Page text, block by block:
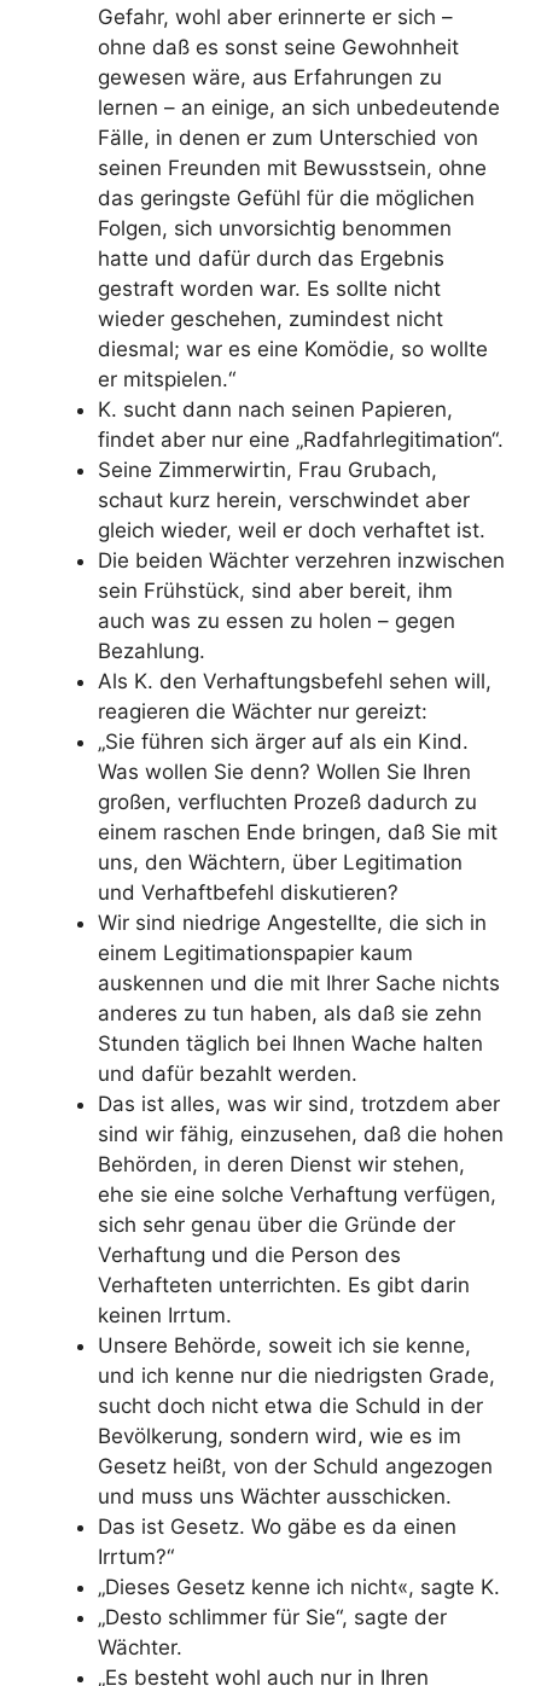
Gefahr, wohl aber erinnerte er sich –
ohne daß es sonst seine Gewohnheit
gewesen wäre, aus Erfahrungen zu
lernen – an einige, an sich unbedeutende
Fälle, in denen er zum Unterschied von
seinen Freunden mit Bewusstsein, ohne
das geringste Gefühl für die möglichen
Folgen, sich unvorsichtig benommen
hatte und dafür durch das Ergebnis
gestraft worden war. Es sollte nicht
wieder geschehen, zumindest nicht
diesmal; war es eine Komödie, so wollte
er mitspielen.“
K. sucht dann nach seinen Papieren,
findet aber nur eine „Radfahrlegitimation“.
Seine Zimmerwirtin, Frau Grubach,
schaut kurz herein, verschwindet aber
gleich wieder, weil er doch verhaftet ist.
Die beiden Wächter verzehren inzwischen
sein Frühstück, sind aber bereit, ihm
auch was zu essen zu holen – gegen
Bezahlung.
Als K. den Verhaftungsbefehl sehen will,
reagieren die Wächter nur gereizt:
„Sie führen sich ärger auf als ein Kind.
Was wollen Sie denn? Wollen Sie Ihren
großen, verfluchten Prozeß dadurch zu
einem raschen Ende bringen, daß Sie mit
uns, den Wächtern, über Legitimation
und Verhaftbefehl diskutieren?
Wir sind niedrige Angestellte, die sich in
einem Legitimationspapier kaum
auskennen und die mit Ihrer Sache nichts
anderes zu tun haben, als daß sie zehn
Stunden täglich bei Ihnen Wache halten
und dafür bezahlt werden.
Das ist alles, was wir sind, trotzdem aber
sind wir fähig, einzusehen, daß die hohen
Behörden, in deren Dienst wir stehen,
ehe sie eine solche Verhaftung verfügen,
sich sehr genau über die Gründe der
Verhaftung und die Person des
Verhafteten unterrichten. Es gibt darin
keinen Irrtum.
Unsere Behörde, soweit ich sie kenne,
und ich kenne nur die niedrigsten Grade,
sucht doch nicht etwa die Schuld in der
Bevölkerung, sondern wird, wie es im
Gesetz heißt, von der Schuld angezogen
und muss uns Wächter ausschicken.
Das ist Gesetz. Wo gäbe es da einen
Irrtum?“
„Dieses Gesetz kenne ich nicht«, sagte K.
„Desto schlimmer für Sie“, sagte der
Wächter.
„Es besteht wohl auch nur in Ihren